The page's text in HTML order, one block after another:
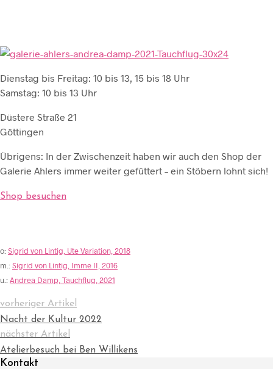
Dienstag bis Freitag: 10 bis 13, 15 bis 18 Uhr
Samstag: 10 bis 13 Uhr
Düstere Straße 21
Göttingen
Übrigens: In der Zwischenzeit haben wir auch den Shop der
Galerie Ahlers immer weiter gefüttert – ein Stöbern lohnt sich!
Shop besuchen
o:Sigrid von Lintig, Ute Variation, 2018
m.:Sigrid von Lintig, Imme II, 2016
u.:Andrea Damp, Tauchflug, 2021
vorheriger Artikel
Nacht der Kultur 2022
nächster Artikel
Atelierbesuch bei Ben Willikens
Kontakt